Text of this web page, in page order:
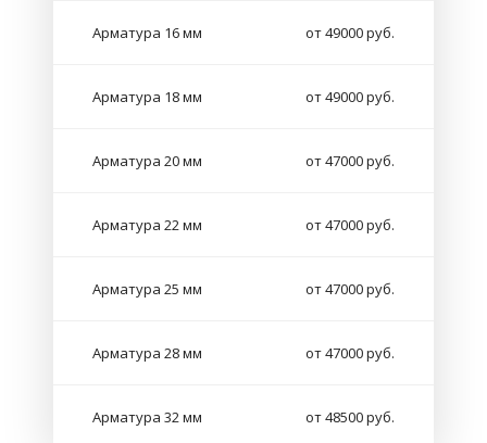
Арматура 16 мм от 49000 руб.
Арматура 18 мм от 49000 руб.
Арматура 20 мм от 47000 руб.
Арматура 22 мм от 47000 руб.
Арматура 25 мм от 47000 руб.
Арматура 28 мм от 47000 руб.
Арматура 32 мм от 48500 руб.